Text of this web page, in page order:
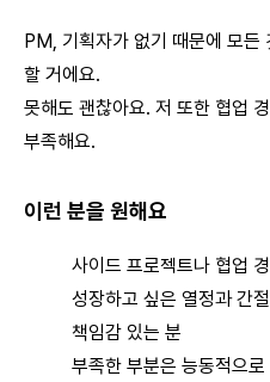
PM, 기획자가 없기 때문에 모든
할 거에요.
못해도 괜찮아요. 저 또한 협업
부족해요.
이런 분을 원해요
사이드 프로젝트나 협업
성장하고 싶은 열정과 간
책임감 있는 분
부족한 부분은 능동적으